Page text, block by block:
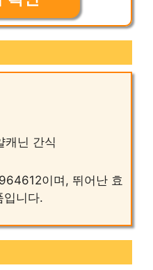
캐닌 간식
이며, 뛰어난 효
입니다.